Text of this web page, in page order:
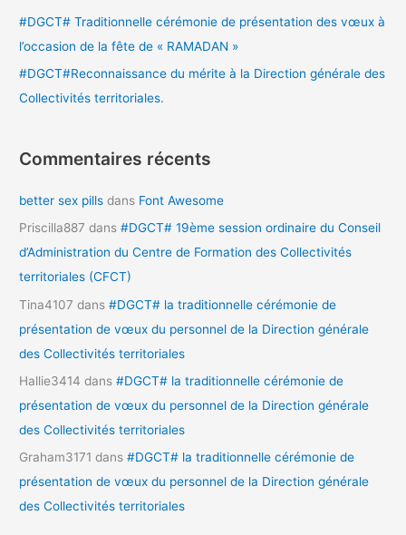
:
#DGCT# Traditionnelle cérémonie de présentation des vœux à
l’occasion de la fête de « RAMADAN »
#DGCT#Reconnaissance du mérite à la Direction générale des
Collectivités territoriales.
Commentaires récents
better sex pills dans Font Awesome
Priscilla887 dans#DGCT# 19ème session ordinaire du Conseil
d’Administration du Centre de Formation des Collectivités
territoriales (CFCT)
Tina4107 dans#DGCT# la traditionnelle cérémonie de
présentation de vœux du personnel de la Direction générale
des Collectivités territoriales
Hallie3414 dans#DGCT# la traditionnelle cérémonie de
présentation de vœux du personnel de la Direction générale
des Collectivités territoriales
Graham3171 dans#DGCT# la traditionnelle cérémonie de
présentation de vœux du personnel de la Direction générale
des Collectivités territoriales